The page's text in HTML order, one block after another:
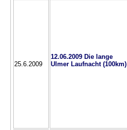
25.6.2009
12.06.2009 Die lange
Ulmer Laufnacht (100km)